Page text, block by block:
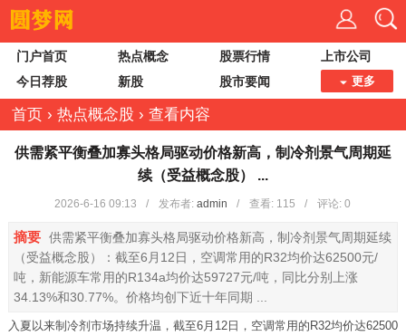
门户首页 热点概念 股票行情
上市公司
今日荐股
新股 股市要闻 更多
首页 › 热点概念股 › 查看内容
供需紧平衡叠加寡头格局驱动价格新高，制冷剂景气周期延
续（受益概念股） ...
2026-6-16 09:13 / 发布者:admin / 查看: 115 / 评论: 0
摘要 供需紧平衡叠加寡头格局驱动价格新高，制冷剂景气周期延续
（受益概念股）：截至6月12日，空调常用的R32均价达62500元/
吨，新能源车常用的R134a均价达59727元/吨，同比分别上涨
34.13%和30.77%。价格均创下近十年同期 ...
入夏以来制冷剂市场持续升温，截至6月12日，空调常用的R32均价达62500